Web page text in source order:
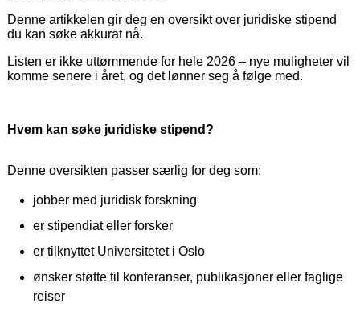
Denne artikkelen gir deg en oversikt over juridiske stipend
du kan søke akkurat nå.
Listen er ikke uttømmende for hele 2026 – nye muligheter vil
komme senere i året, og det lønner seg å følge med.
Hvem kan søke juridiske stipend?
Denne oversikten passer særlig for deg som:
jobber med juridisk forskning
er stipendiat eller forsker
er tilknyttet Universitetet i Oslo
ønsker støtte til konferanser, publikasjoner eller faglige
reiser